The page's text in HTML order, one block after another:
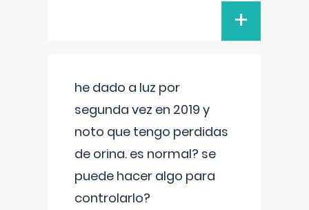
+
he dado a luz por
segunda vez en 2019 y
noto que tengo perdidas
de orina. es normal? se
puede hacer algo para
controlarlo?